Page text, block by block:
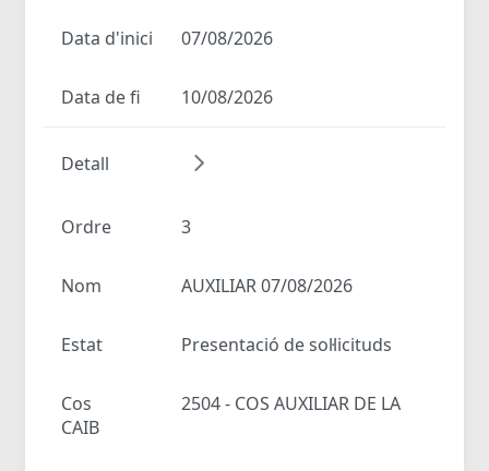
Data d'inici 07/08/2026
Data de fi 10/08/2026
Detall
Ordre 3
Nom AUXILIAR 07/08/2026
Estat Presentació de sol·licituds
Cos
2504 - COS AUXILIAR DE LA
CAIB